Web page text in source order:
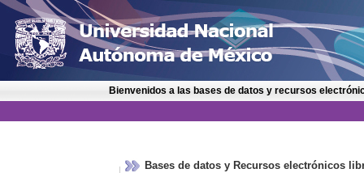
Bienvenidos a las bases de datos y recursos
Bases de datos y Recursos electrónicos